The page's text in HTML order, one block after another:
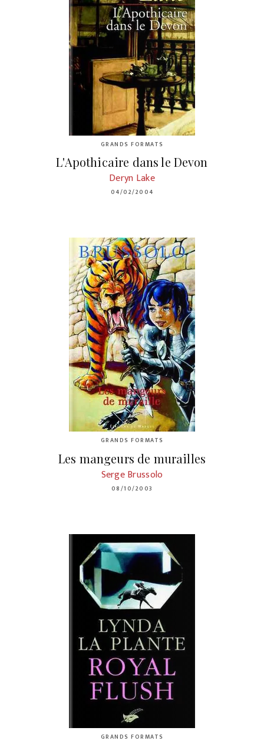
GRANDS FORMATS
L'Apothicaire dans le Devon
Deryn Lake
04/02/2004
GRANDS FORMATS
Les mangeurs de murailles
Serge Brussolo
08/10/2003
GRANDS FORMATS